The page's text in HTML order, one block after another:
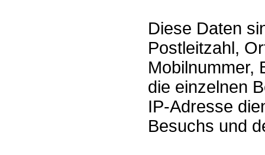
Diese Daten
Postleitzahl,
Mobilnummer,
die einzelnen
IP-Adresse
Besuchs und